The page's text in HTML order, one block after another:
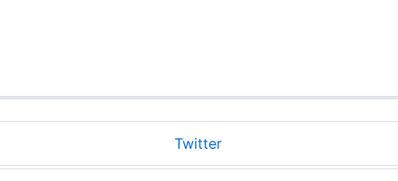
Twitter